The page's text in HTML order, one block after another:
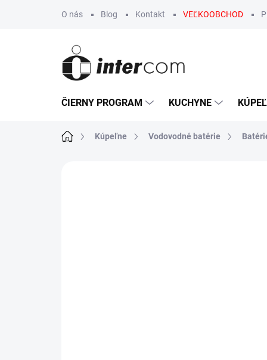
O nás Blog Kontakt VEĽKOOBCHOD
ČIERNY PROGRAM KUCHYNE
DomovKúpeľne Vodovodné batérie